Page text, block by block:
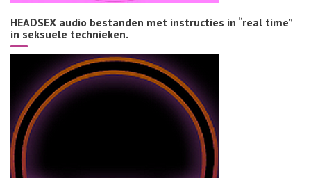
HEADSEX audio bestanden met instructies in “real time”
in seksuele technieken.